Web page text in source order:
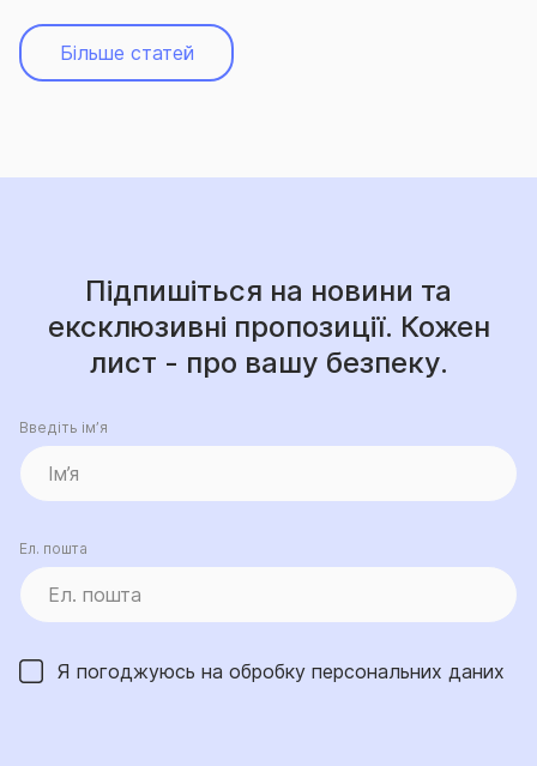
Більше статей
Підпишіться на новини та
ексклюзивні пропозиції. Кожен
лист - про вашу безпеку.
Введіть ім’я
Ел. пошта
Я погоджуюсь на обробку персональних даних